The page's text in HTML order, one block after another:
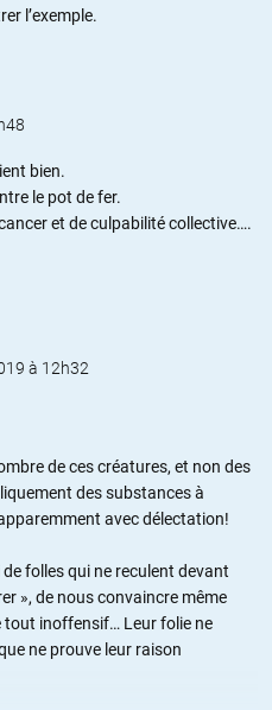
l’exemple.
bien.
le pot de fer.
et de culpabilité collective….
à 12h32
de ces créatures, et non des
des substances à
avec délectation!
folles qui ne reculent devant
», de nous convaincre même
tout inoffensif… Leur folie ne
ne prouve leur raison